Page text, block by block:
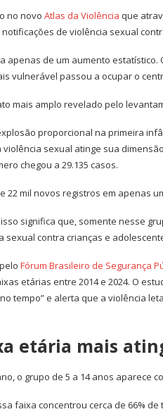
no novo Atlas da Violência que
de violência sexual
apenas de um aumento
vulnerável passou a ocupar o
mais amplo revelado pelo
proporcional na primeira
violência sexual atinge sua
chegou a 29.135 casos.
22 mil novos registros em apenas
significa que, somente nesse
sexual contra crianças e
Fórum Brasileiro de Segurança
etárias entre 2014 e 2024. O
tempo” e alerta que a violência
etária mais
o grupo de 5 a 14 anos aparece
faixa concentrou cerca de 66%